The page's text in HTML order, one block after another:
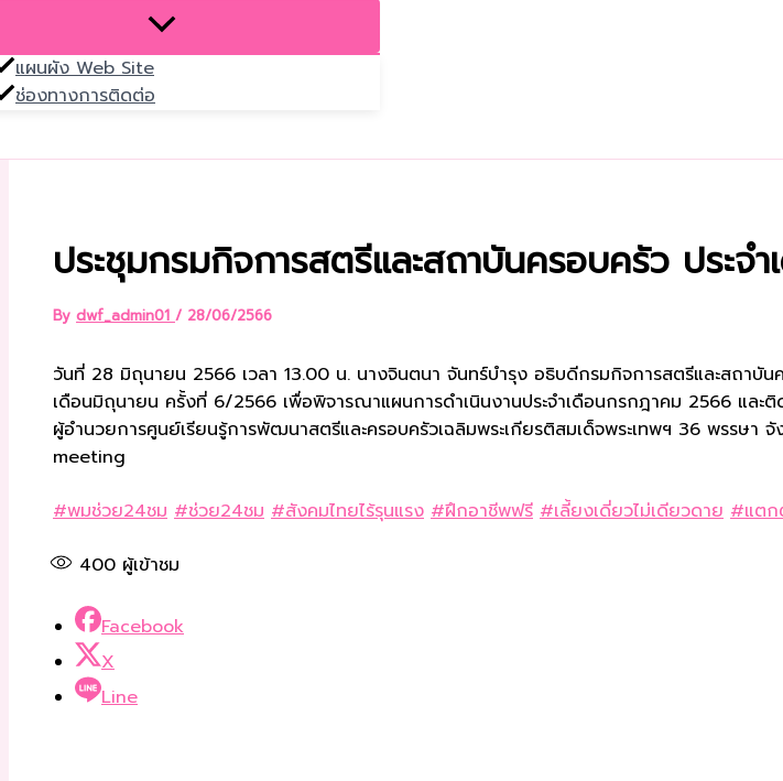
แผนผัง Web Site
ช่องทางการติดต่อ
ประชุมกรมกิจการสตรีและสถาบันครอบครัว ประ
By dwf_admin01 / 28/06/2566
วันที่ 28 มิถุนายน 2566 เวลา 13.00 น. นางจินตนา จันทร์บำรุง อธิบดีกรมกิจการสตรีและสถาบันค
เดือนมิถุนายน ครั้งที่ 6/2566 เพื่อพิจารณาแผนการดำเนินงานประจำเดือนกรกฎาคม 2566 และ
ผู้อำนวยการศูนย์เรียนรู้การพัฒนาสตรีและครอบครัวเฉลิมพระเกียรติสมเด็จพระเทพฯ 36 พรรษา จั
meeting
#พมช่วย24ชม #ช่วย24ชม #สังคมไทยไร้รุนแรง #ฝึกอาชีพฟรี #เลี้ยงเดี่ยวไม่เดียวดาย #แตก
400 ผู้เข้าชม
Facebook
X
Line